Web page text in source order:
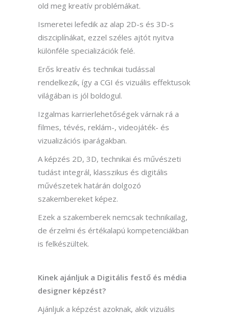
old meg kreatív problémákat.
Ismeretei lefedik az alap 2D-s és 3D-s
diszciplínákat, ezzel széles ajtót nyitva
különféle specializációk felé.
Erős kreatív és technikai tudással
rendelkezik, így a CGI és vizuális effektusok
világában is jól boldogul.
Izgalmas karrierlehetőségek várnak rá a
filmes, tévés, reklám-, videojáték- és
vizualizációs iparágakban.
A képzés 2D, 3D, technikai és művészeti
tudást integrál, klasszikus és digitális
művészetek határán dolgozó
szakembereket képez.
Ezek a szakemberek nemcsak technikailag,
de érzelmi és értékalapú kompetenciákban
is felkészültek.
Kinek ajánljuk a Digitális festő és média
designer képzést?
Ajánljuk a képzést azoknak, akik vizuális